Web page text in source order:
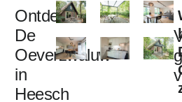
Ontdek
De
Oeverzwaluw
in
Heesch